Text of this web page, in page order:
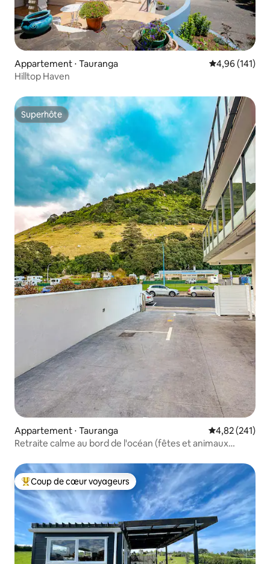
Appartement ⋅ Tauranga Évaluation
4,96 (141)
Hilltop Haven
Superhôte
Superhôte
Appartement ⋅ Tauranga Évaluation
4,82 (241)
Retraite calme au bord de l'océan (fêtes et animaux
Coups de cœur voyageurs les plus appréciés
Coup de cœur voyageurs